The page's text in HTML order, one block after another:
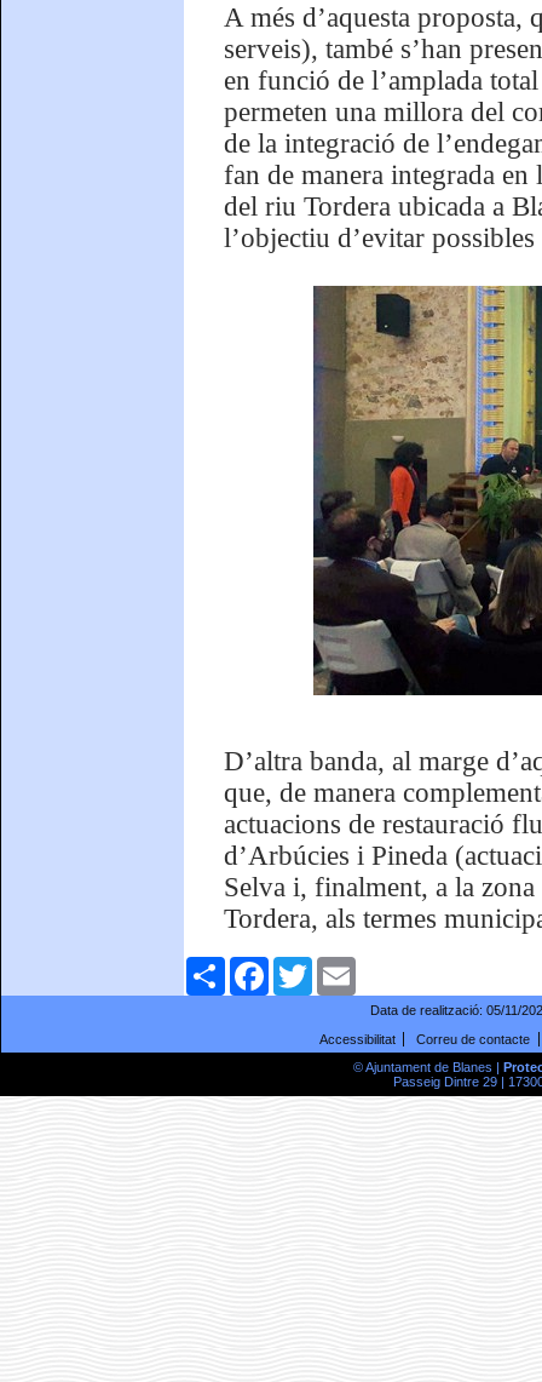
A més d’aquesta
serveis), també s’han
en funció de l’amplada
permeten una millora del
de la integració de
fan de manera integrada en
del riu Tordera ubicada a
l’objectiu d’evitar
D’altra banda, al marge
que, de manera
actuacions de restauració
d’Arbúcies i Pineda
Selva i, finalment, a la
Tordera, als termes
ComparteixFacebookTwitter
Data de realització: 05/11/
Accessibilitat
Correu de contacte
© Ajuntament de Blanes |
Passeig Dintre 29 |